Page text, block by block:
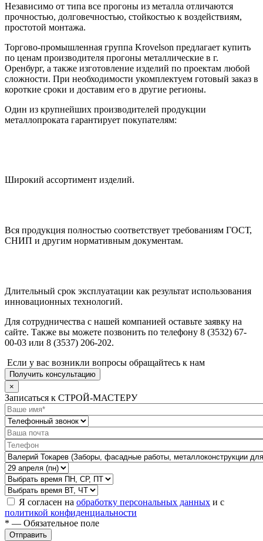
Независимо от типа все прогоны из металла отличаются
прочностью, долговечностью, стойкостью к воздействиям,
простотой монтажа.
Торгово-промышленная группа Krovelson предлагает купить
по ценам производителя прогоны металлические в г.
Оренбург, а также изготовление изделий по проектам любой
сложности. При необходимости укомплектуем готовый заказ в
короткие сроки и доставим его в другие регионы.
Один из крупнейших производителей продукции
металлопроката гарантирует покупателям:
Широкий ассортимент изделий.
Вся продукция полностью соответствует требованиям ГОСТ,
СНИП и другим нормативным документам.
Длительный срок эксплуатации как результат использования
инновационных технологий.
Для сотрудничества с нашей компанией оставьте заявку на
сайте. Также вы можете позвонить по телефону 8 (3532) 67-
00-03 или 8 (3537) 206-202.
Если у вас возникли вопросы обращайтесь к нам
Получить консультацию
×
Записаться к СТРОЙ-МАСТЕРУ
Я согласен на обработку персональных данных и с
политикой конфиденциальности
* — Обязательное поле
Отправить